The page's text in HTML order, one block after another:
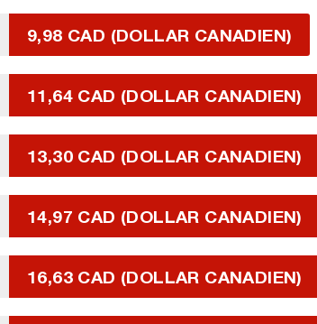
9,98 CAD (DOLLAR CANADIEN)
11,64 CAD (DOLLAR CANADIEN)
13,30 CAD (DOLLAR CANADIEN)
14,97 CAD (DOLLAR CANADIEN)
16,63 CAD (DOLLAR CANADIEN)